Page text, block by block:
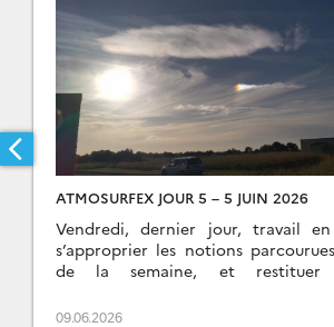
ATMOSURFEX JOUR 5 – 5 JUIN 2026
Vendredi, dernier jour, travail
s’approprier les notions
de la semaine, et restituer
avec des restitutions théatrales
09.06.2026